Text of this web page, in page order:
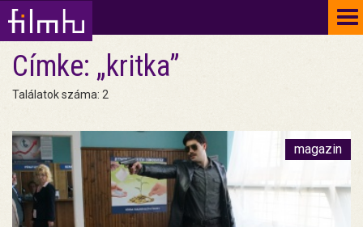
Címke: „kritka”
Találatok száma: 2
magazin